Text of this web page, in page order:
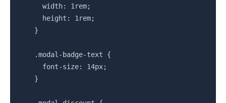
      width: 1rem;
      height: 1rem;
    }
    .modal-badge-text {
      font-size: 14px;
    }